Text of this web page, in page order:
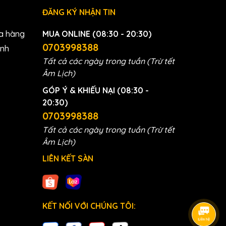
hàng
ĐĂNG KÝ NHẬN TIN
MUA ONLINE (08:30 - 20:30)
0703998388
Tất cả các ngày trong tuần (Trừ tết
Âm Lịch)
GÓP Ý & KHIẾU NẠI (08:30 -
20:30)
0703998388
Tất cả các ngày trong tuần (Trừ tết
Âm Lịch)
LIÊN KẾT SÀN
KẾT NỐI VỚI CHÚNG TÔI: